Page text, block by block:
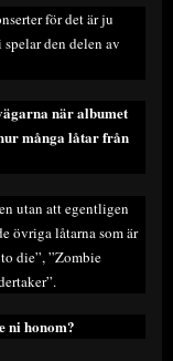
för det är ju
den delen av
när albumet
många låtar från
utan att egentligen
övriga låtarna som är
die”, ”Zombie
ni honom?